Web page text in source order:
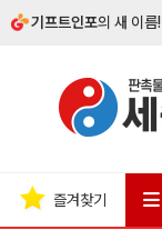
기프트인포의 새 이름!
즐겨찾기